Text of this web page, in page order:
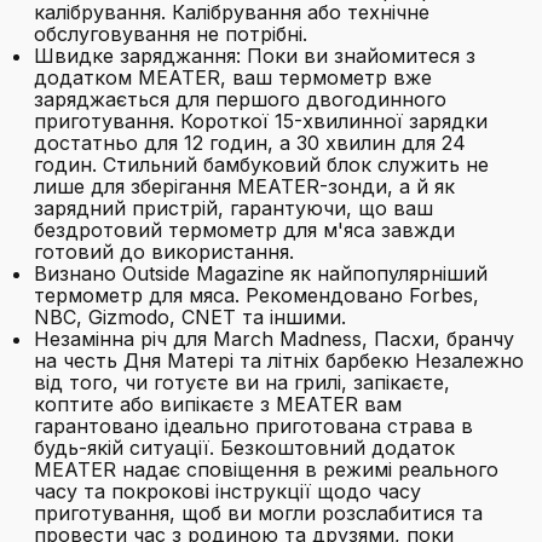
калібрування. Калібрування або технічне
обслуговування не потрібні.
Швидке заряджання: Поки ви знайомитеся з
додатком MEATER, ваш термометр вже
заряджається для першого двогодинного
приготування. Короткої 15-хвилинної зарядки
достатньо для 12 годин, а 30 хвилин для 24
годин. Стильний бамбуковий блок служить не
лише для зберігання MEATER-зонди, а й як
зарядний пристрій, гарантуючи, що ваш
бездротовий термометр для м'яса завжди
готовий до використання.
Визнано Outside Magazine як найпопулярніший
термометр для мяса. Рекомендовано Forbes,
NBC, Gizmodo, CNET та іншими.
Незамінна річ для March Madness, Пасхи, бранчу
на честь Дня Матері та літніх барбекю Незалежно
від того, чи готуєте ви на грилі, запікаєте,
коптите або випікаєте з MEATER вам
гарантовано ідеально приготована страва в
будь-якій ситуації. Безкоштовний додаток
MEATER надає сповіщення в режимі реального
часу та покрокові інструкції щодо часу
приготування, щоб ви могли розслабитися та
провести час з родиною та друзями, поки